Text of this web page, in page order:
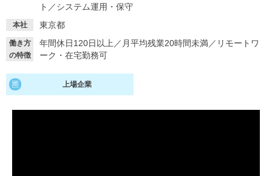
就活ノウハウ・サポート
就活支援 就活コラム
適職診断
ト ／システム運用・保守
本社 東京都
働き方
の特徴
年間休日120日以上 ／ 月平均残業20時間未満／ リモートワ
ーク・在宅勤務可
上場企業